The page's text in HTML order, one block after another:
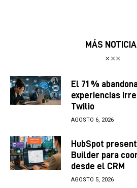
MÁS
El 71 %
experiencias
Twilio
AGOSTO 6, 2026
HubSpot
Builder para
desde el CRM
AGOSTO 5, 2026